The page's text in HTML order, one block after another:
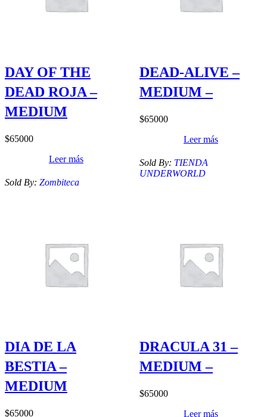
DAY OF THE
DEAD ROJA –
MEDIUM
$65000
Leer más
Sold By: Zombiteca
DEAD-ALIVE –
MEDIUM –
$65000
Leer más
Sold By: TIENDA
UNDERWORLD
DIA DE LA
BESTIA –
MEDIUM
$65000
DRACULA 31 –
MEDIUM –
$65000
Leer más